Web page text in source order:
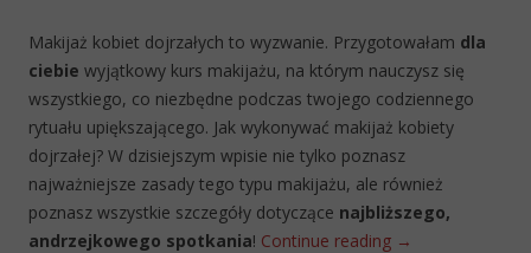
Makijaż kobiet dojrzałych to wyzwanie. Przygotowałam dla
ciebie wyjątkowy kurs makijażu, na którym nauczysz się
wszystkiego, co niezbędne podczas twojego codziennego
rytuału upiększającego. Jak wykonywać makijaż kobiety
dojrzałej? W dzisiejszym wpisie nie tylko poznasz
najważniejsze zasady tego typu makijażu, ale również
poznasz wszystkie szczegóły dotyczące najbliższego,
andrzejkowego spotkania! Continue reading →